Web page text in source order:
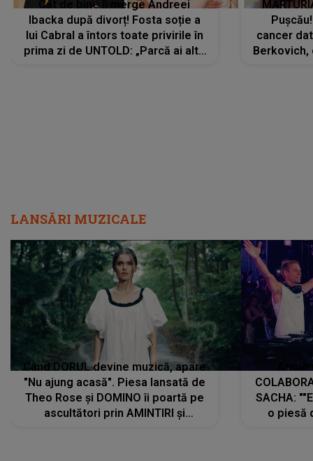
Cât de bine îi merge Andreei
Ibacka după divorț! Fosta soție a
lui Cabral a întors toate privirile în
prima zi de UNTOLD: „Parcă ai altă
cancer
Berkovich,
LANSĂRI MUZICALE
Când DORUL devine muzică, apare
"Nu ajung acasă". Piesa lansată de
Theo Rose și DOMINO îi poartă pe
ascultători prin AMINTIRI și
SACHA:
o piesă